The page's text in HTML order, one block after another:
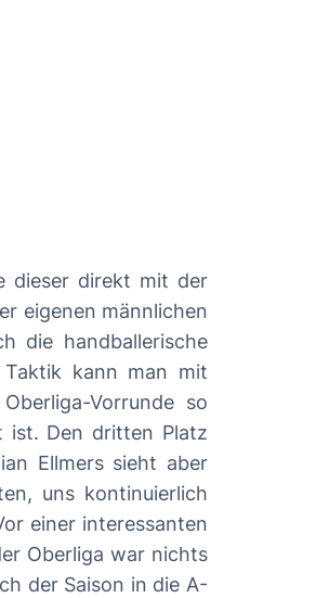
eigenen männlichen
die handballerische
Vorrunde so
ist. Den dritten Platz
Ellmers sieht aber
uns kontinuierlich
Oberliga war nichts